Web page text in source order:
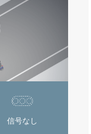
信号なし